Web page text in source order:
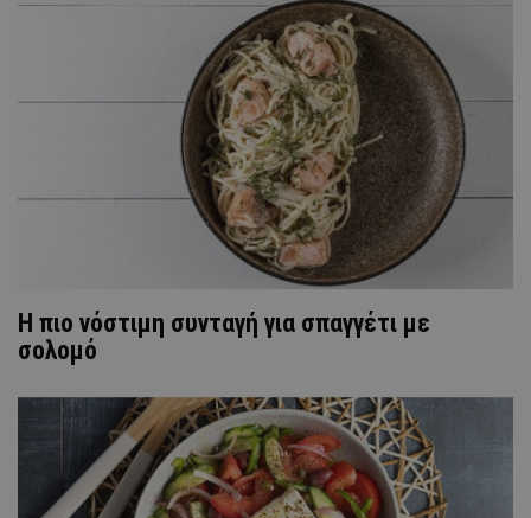
Η πιο νόστιμη συνταγή για σπαγγέτι με
σολομό